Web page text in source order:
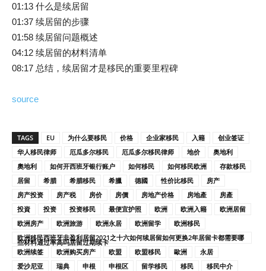
01:13 什么是续居留
01:37 续居留的步骤
01:58 续居留问题概述
04:12 续居留的材料清单
08:17 总结，续居留才是移民的重要里程碑
source
TAGS EU 为什么要移民 价格 企业家移民 入籍
创业签证
华人移民律师
厄瓜多尔移民 厄瓜多尔移民律师 地价
奥地利
奧地利
如何开西班牙银行账户 如何移民 如何移民欧洲
存款移民
居留
希腊 希腊移民 希臘 德國 性价比移民
房产
房产投资
房产税 房价 房價 房地产价格 房地產
房產
投資
投资 投资移民 最便宜护照 欧洲 欧洲入籍
欧洲居留
欧洲房产
欧洲旅游 欧洲永居 欧洲留学
欧洲移民
欧洲移民西班牙非盈利居留2021之十六如何续居留如何更换2年居留卡都需要哪
些材料通过率高吗居留过期续卡
欧洲续签
欧洲购买房产 欧盟 欧盟移民 歐洲
永居
爱沙尼亚
瑞典 申根 申根区 留学移民 移民
移民中介